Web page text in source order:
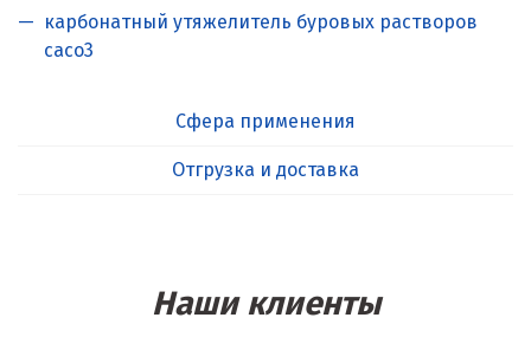
карбонатный утяжелитель буровых растворов
caco3
Сфера применения
Отгрузка и доставка
Наши клиенты